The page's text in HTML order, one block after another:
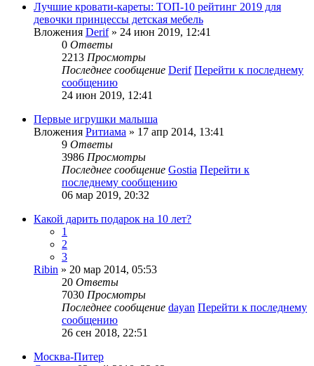
Лучшие кровати-кареты: ТОП-10 рейтинг 2019 для
девочки принцессы детская мебель
Вложения Derif» 24 июн 2019, 12:41
0 Ответы
2213 Просмотры
Последнее сообщение Derif Перейти к последнему
сообщению
24 июн 2019, 12:41
Первые игрушки малыша
Вложения Ритиама » 17 апр 2014, 13:41
9 Ответы
3986 Просмотры
Последнее сообщение Gostia Перейти к
последнему сообщению
06 мар 2019, 20:32
Какой дарить подарок на 10 лет?
1
2
3
Ribin » 20 мар 2014, 05:53
20 Ответы
7030 Просмотры
Последнее сообщение dayan Перейти к последнему
сообщению
26 сен 2018, 22:51
Москва-Питер